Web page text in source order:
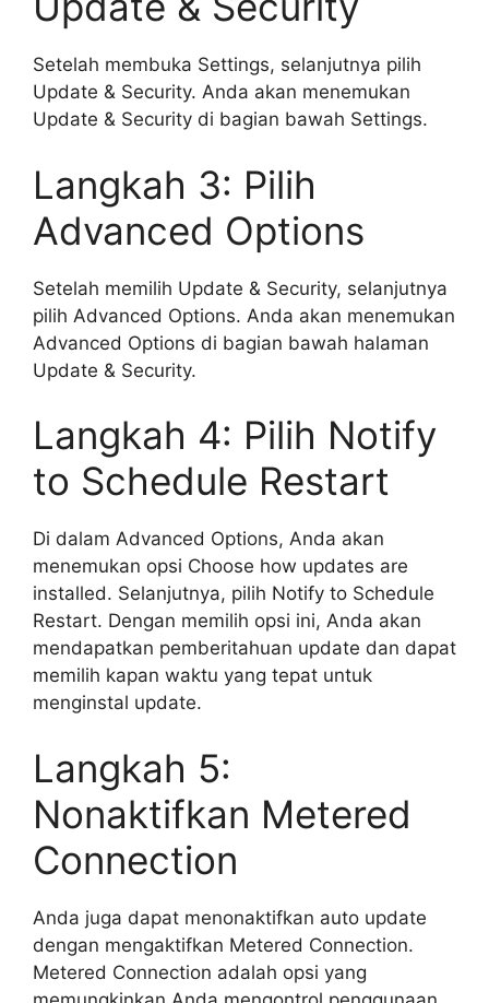
Setelah membuka Settings, selanjutnya pilih
Update & Security. Anda akan menemukan
Update & Security di bagian bawah Settings.
Langkah 3: Pilih
Advanced Options
Setelah memilih Update & Security, selanjutnya
pilih Advanced Options. Anda akan menemukan
Advanced Options di bagian bawah halaman
Update & Security.
Langkah 4: Pilih Notify
to Schedule Restart
Di dalam Advanced Options, Anda akan
menemukan opsi Choose how updates are
installed. Selanjutnya, pilih Notify to Schedule
Restart. Dengan memilih opsi ini, Anda akan
mendapatkan pemberitahuan update dan dapat
memilih kapan waktu yang tepat untuk
menginstal update.
Langkah 5:
Nonaktifkan Metered
Connection
Anda juga dapat menonaktifkan auto update
dengan mengaktifkan Metered Connection.
Metered Connection adalah opsi yang